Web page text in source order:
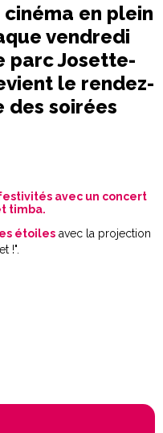
cinéma en plein
vendredi
parc Josette-
le rendez-
des soirées
avec un concert
timba.
étoiles avec la projection
!".